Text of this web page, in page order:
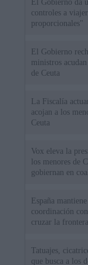
El Gobierno da
controles a
proporcionales"
El Gobierno
ministros
de Ceuta
La Fiscalía
acojan a los
Ceuta
Vox eleva la
los menores de
gobiernan en
España
coordinación
cruzar la
Tatuajes,
que busca a los